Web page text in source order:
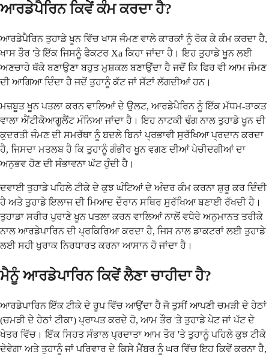
ਆਰਡੇਪੈਰਿਨ ਕਿਵੇਂ ਕੰਮ ਕਰਦਾ ਹੈ?
ਆਰਡੇਪੈਰਿਨ ਤੁਹਾਡੇ ਖੂਨ ਵਿੱਚ ਖਾਸ ਜੰਮਣ ਵਾਲੇ ਕਾਰਕਾਂ ਨੂੰ ਰੋਕ ਕੇ ਕੰਮ ਕਰਦਾ ਹੈ,
ਖਾਸ ਤੌਰ 'ਤੇ ਇੱਕ ਜਿਸਨੂੰ ਫੈਕਟਰ Xa ਕਿਹਾ ਜਾਂਦਾ ਹੈ। ਇਹ ਤੁਹਾਡੇ ਖੂਨ ਲਈ
ਅਣਚਾਹੇ ਥੱਕੇ ਬਣਾਉਣਾ ਬਹੁਤ ਮੁਸ਼ਕਲ ਬਣਾਉਂਦਾ ਹੈ ਜਦੋਂ ਕਿ ਫਿਰ ਵੀ ਆਮ ਜੰਮਣ
ਦੀ ਆਗਿਆ ਦਿੰਦਾ ਹੈ ਜਦੋਂ ਤੁਹਾਨੂੰ ਕੱਟ ਜਾਂ ਸੱਟਾਂ ਲੱਗਦੀਆਂ ਹਨ।
ਮਜ਼ਬੂਤ ​​ਖੂਨ ਪਤਲਾ ਕਰਨ ਵਾਲਿਆਂ ਦੇ ਉਲਟ, ਆਰਡੇਪੈਰਿਨ ਨੂੰ ਇੱਕ ਮੱਧਮ-ਤਾਕਤ
ਵਾਲਾ ਐਂਟੀਕੋਆਗੂਲੈਂਟ ਮੰਨਿਆ ਜਾਂਦਾ ਹੈ। ਇਹ ਨਾਟਕੀ ਢੰਗ ਨਾਲ ਤੁਹਾਡੇ ਖੂਨ ਦੀ
ਕੁਦਰਤੀ ਜੰਮਣ ਦੀ ਸਮਰੱਥਾ ਨੂੰ ਬਦਲੇ ਬਿਨਾਂ ਪ੍ਰਭਾਵੀ ਸੁਰੱਖਿਆ ਪ੍ਰਦਾਨ ਕਰਦਾ
ਹੈ, ਜਿਸਦਾ ਮਤਲਬ ਹੈ ਕਿ ਤੁਹਾਨੂੰ ਗੰਭੀਰ ਖੂਨ ਵਗਣ ਦੀਆਂ ਪੇਚੀਦਗੀਆਂ ਦਾ
ਅਨੁਭਵ ਹੋਣ ਦੀ ਸੰਭਾਵਨਾ ਘੱਟ ਹੁੰਦੀ ਹੈ।
ਦਵਾਈ ਤੁਹਾਡੇ ਪਹਿਲੇ ਟੀਕੇ ਦੇ ਕੁਝ ਘੰਟਿਆਂ ਦੇ ਅੰਦਰ ਕੰਮ ਕਰਨਾ ਸ਼ੁਰੂ ਕਰ ਦਿੰਦੀ
ਹੈ ਅਤੇ ਤੁਹਾਡੇ ਇਲਾਜ ਦੀ ਮਿਆਦ ਦੌਰਾਨ ਸਥਿਰ ਸੁਰੱਖਿਆ ਬਣਾਈ ਰੱਖਦੀ ਹੈ।
ਤੁਹਾਡਾ ਸਰੀਰ ਪੁਰਾਣੇ ਖੂਨ ਪਤਲਾ ਕਰਨ ਵਾਲਿਆਂ ਨਾਲੋਂ ਵਧੇਰੇ ਅਨੁਮਾਨਤ ਤਰੀਕੇ
ਨਾਲ ਆਰਡੇਪਾਰਿਨ ਦੀ ਪ੍ਰਕਿਰਿਆ ਕਰਦਾ ਹੈ, ਜਿਸ ਨਾਲ ਡਾਕਟਰਾਂ ਲਈ ਤੁਹਾਡੇ
ਲਈ ਸਹੀ ਖੁਰਾਕ ਨਿਰਧਾਰਤ ਕਰਨਾ ਆਸਾਨ ਹੋ ਜਾਂਦਾ ਹੈ।
ਮੈਨੂੰ ਆਰਡੇਪਾਰਿਨ ਕਿਵੇਂ ਲੈਣਾ ਚਾਹੀਦਾ ਹੈ?
ਆਰਡੇਪਾਰਿਨ ਇੱਕ ਟੀਕੇ ਦੇ ਰੂਪ ਵਿੱਚ ਆਉਂਦਾ ਹੈ ਜੋ ਤੁਸੀਂ ਆਪਣੀ ਚਮੜੀ ਦੇ ਹੇਠਾਂ
(ਚਮੜੀ ਦੇ ਹੇਠਾਂ ਟੀਕਾ) ਪ੍ਰਾਪਤ ਕਰਦੇ ਹੋ, ਆਮ ਤੌਰ 'ਤੇ ਤੁਹਾਡੇ ਪੇਟ ਜਾਂ ਪੱਟ ਦੇ
ਖੇਤਰ ਵਿੱਚ। ਇੱਕ ਸਿਹਤ ਸੰਭਾਲ ਪ੍ਰਦਾਤਾ ਆਮ ਤੌਰ 'ਤੇ ਤੁਹਾਨੂੰ ਪਹਿਲੇ ਕੁਝ ਟੀਕੇ
ਦੇਵੇਗਾ ਅਤੇ ਤੁਹਾਨੂੰ ਜਾਂ ਪਰਿਵਾਰ ਦੇ ਕਿਸੇ ਮੈਂਬਰ ਨੂੰ ਘਰ ਵਿੱਚ ਇਹ ਕਿਵੇਂ ਕਰਨਾ ਹੈ,